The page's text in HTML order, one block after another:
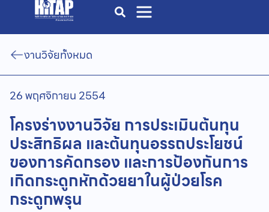
งานวิจัยทั้งหมด
26 พฤศจิกายน 2554
โครงร่างงานวิจัย การประเมินต้นทุน
ประสิทธิผล และต้นทุนอรรถประโยชน์
ของการคัดกรอง และการป้องกันการ
เกิดกระดูกหักด้วยยาในผู้ป่วยโรค
กระดูกพรุน